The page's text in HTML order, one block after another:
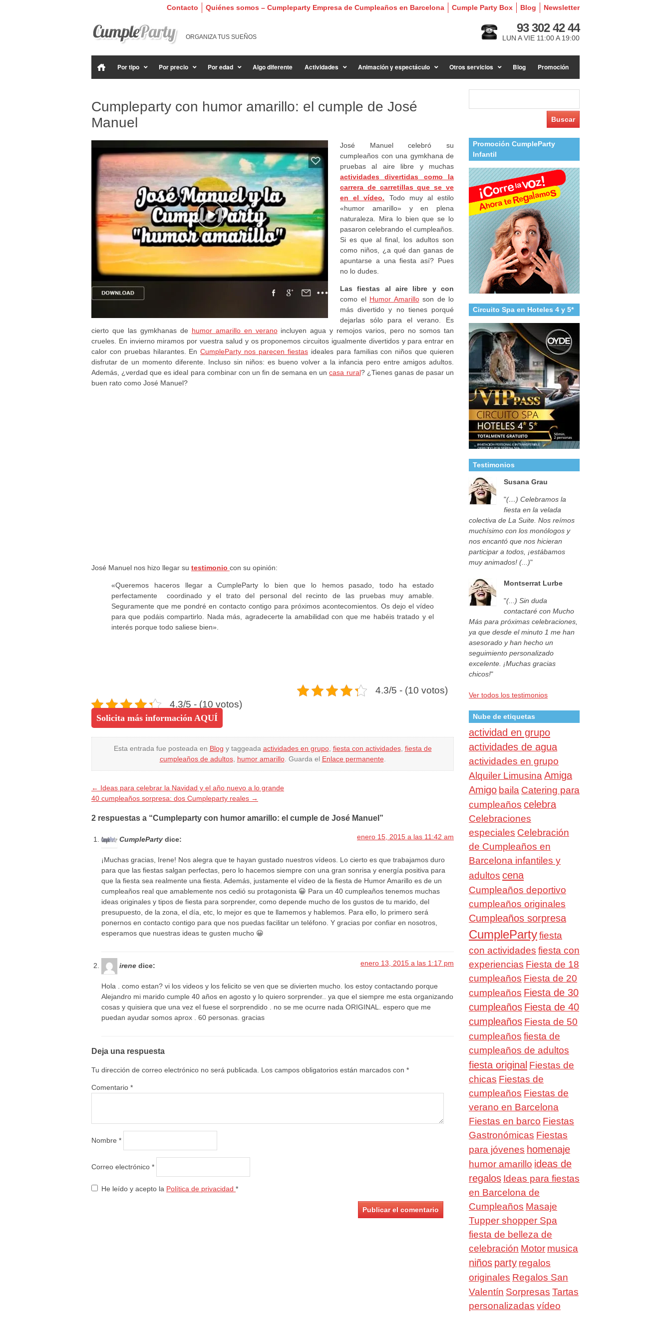
Newsletter
Blog
Cumple Party Box
Quiénes somos – Cumpleparty Empresa de Cumpleaños en Barcelona
Contacto
ORGANIZA TUS SUEÑOS
93 302 42 44
LUN A VIE 11:00 A 19:00
Por tipo Por precio Por edad Algo diferente Actividades Animación y espectáculo Otros servicios Blog Promoción
Cumpleparty con humor amarillo: el cumple de José
Manuel
José Manuel celebró su
cumpleaños con una gymkhana de
pruebas al aire libre y muchas
actividades divertidas como la
carrera de carretillas que se ve
en el vídeo. Todo muy al estilo
«humor amarillo» y en plena
naturaleza. Mira lo bien que se lo
pasaron celebrando el cumpleaños.
Si es que al final, los adultos son
como niños, ¿a qué dan ganas de
apuntarse a una fiesta así? Pues
no lo dudes.
Las fiestas al aire libre y con
como el Humor Amarilloson de lo
más divertido y no tienes porqué
dejarlas sólo para el verano. Es
cierto que las gymkhanas de humor amarillo en veranoincluyen agua y remojos varios, pero no somos tan
crueles. En invierno miramos por vuestra salud y os proponemos circuitos igualmente divertidos y para entrar en
calor con pruebas hilarantes. EnCumpleParty nos parecen fiestasideales para familias con niños que quieren
disfrutar de un momento diferente. Incluso sin niños: es bueno volver a la infancia pero entre amigos adultos.
Además, ¿verdad que es ideal para combinar con un fin de semana en uncasa rural? ¿Tienes ganas de pasar un
buen rato como José Manuel?
José Manuel nos hizo llegar su testimonio con su opinión:
«Queremos haceros llegar a CumpleParty lo bien que lo hemos pasado, todo ha estado
perfectamente coordinado y el trato del personal del recinto de las pruebas muy amable.
Seguramente que me pondré en contacto contigo para próximos acontecomientos. Os dejo el vídeo
para que podáis compartirlo. Nada más, agradecerte la amabilidad con que me habéis tratado y el
interés porque todo saliese bien».
4.3/5 - (10 votos)
4.3/5 - (10 votos)
Solicita más información AQUÍ
Esta entrada fue posteada en Blog y taggeada actividades en grupo, fiesta con actividades, fiesta de
cumpleaños de adultos, humor amarillo. Guarda el Enlace permanente.
← Ideas para celebrar la Navidad y el año nuevo a lo grande
40 cumpleaños sorpresa: dos Cumpleparty reales →
2 respuestas a “Cumpleparty con humor amarillo: el cumple de José Manuel”
CumpleParty dice: enero 15, 2015 a las 11:42 am
¡Muchas gracias, Irene! Nos alegra que te hayan gustado nuestros vídeos. Lo cierto es que trabajamos duro
para que las fiestas salgan perfectas, pero lo hacemos siempre con una gran sonrisa y energía positiva para
que la fiesta sea realmente una fiesta. Además, justamente el vídeo de la fiesta de Humor Amarillo es de un
cumpleaños real que amablemente nos cedió su protagonista 😀 Para un 40 cumpleaños tenemos muchas
ideas originales y tipos de fiesta para sorprender, como depende mucho de los gustos de tu marido, del
presupuesto, de la zona, el día, etc, lo mejor es que te llamemos y hablemos. Para ello, lo primero será
ponernos en contacto contigo para que nos puedas facilitar un teléfono. Y gracias por confiar en nosotros,
esperamos que nuestras ideas te gusten mucho 😀
irene dice: enero 13, 2015 a las 1:17 pm
Hola . como estan? vi los videos y los felicito se ven que se divierten mucho. los estoy contactando porque
Alejandro mi marido cumple 40 años en agosto y lo quiero sorprender.. ya que el siempre me esta organizando
cosas y quisiera que una vez el fuese el sorprendido . no se me ocurre nada ORIGINAL. espero que me
puedan ayudar somos aprox . 60 personas. gracias
Deja una respuesta
Tu dirección de correo electrónico no será publicada. Los campos obligatorios están marcados con *
Comentario *
Nombre *
Correo electrónico *
He leído y acepto la Política de privacidad *
Promoción CumpleParty
Infantil
Circuito Spa en Hoteles 4 y 5*
Testimonios
Susana Grau
"(…) Celebramos la
fiesta en la velada
colectiva de La Suite. Nos reímos
muchísimo con los monólogos y
nos encantó que nos hicieran
participar a todos, ¡estábamos
muy animados! (...)"
Montserrat Lurbe
"(...) Sin duda
contactaré con Mucho
Más para próximas celebraciones,
ya que desde el minuto 1 me han
asesorado y han hecho un
seguimiento personalizado
excelente. ¡Muchas gracias
chicos!"
Ver todos los testimonios
Nube de etiquetas
actividad en grupo
actividades de agua
actividades en grupo
Alquiler Limusina Amiga
Amigo baila Catering para
cumpleaños celebra
Celebraciones
especiales Celebración
de Cumpleaños en
Barcelona infantiles y
adultos cena
Cumpleaños deportivo
cumpleaños originales
Cumpleaños sorpresa
CumplePartyfiesta
con actividades fiesta con
experiencias Fiesta de 18
cumpleaños Fiesta de 20
cumpleaños Fiesta de 30
cumpleaños Fiesta de 40
cumpleaños Fiesta de 50
cumpleaños fiesta de
cumpleaños de adultos
fiesta original Fiestas de
chicas Fiestas de
cumpleaños Fiestas de
verano en Barcelona
Fiestas en barco Fiestas
Gastronómicas Fiestas
para jóvenes homenaje
humor amarillo ideas de
regalos Ideas para fiestas
en Barcelona de
Cumpleaños Masaje
Tupper shopper Spa
fiesta de belleza de
celebración Motor musica
niños party regalos
originales Regalos San
Valentín Sorpresas Tartas
personalizadas vídeo